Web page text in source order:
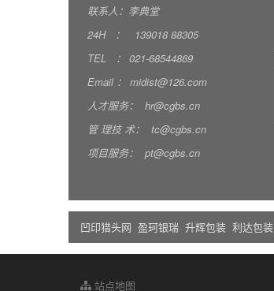
联系人：李典堂
24H
： 139018 88305
TEL
： 021-68544869
Email ： midist@126.com
人才服务：
hr@cgbs.cn
管 理技 术：
tc@cgbs.cn
项目服务：
pt@cgbs.cn
凹印猎头网 盈珂银瑞 升辉包装 利达包装
站点地图